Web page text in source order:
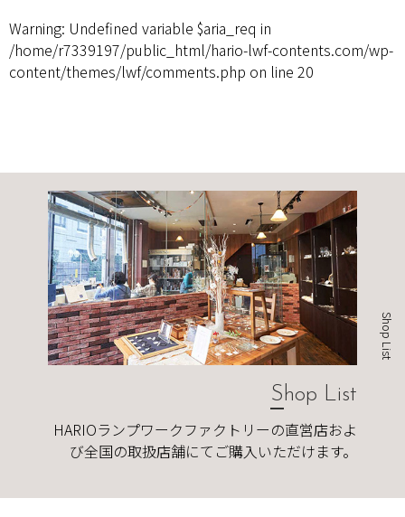
Warning: Undefined variable $aria_req in
/home/r7339197/public_html/hario-lwf-contents.com/wp-
content/themes/lwf/comments.php on line 20
Shop List
Shop List
HARIOランプワークファクトリーの直営店およ
び全国の取扱店舗にてご購入いただけます。